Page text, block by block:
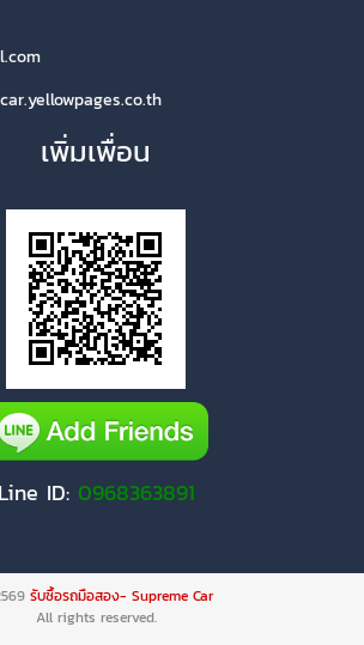
เพิ่มเพื่อน
Line ID: 0968363891
รับซื้อรถมือสอง- Supreme Car
All rights reserved.